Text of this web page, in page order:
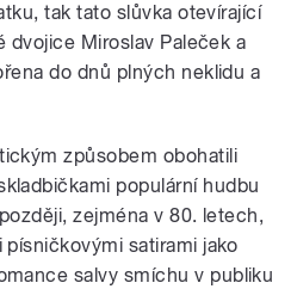
tak tato slůvka otevírající
dvojice Miroslav Paleček a
do dnů plných neklidu a
způsobem obohatili
populární hudbu
zejména v 80. letech,
satirami jako
salvy smíchu v publiku